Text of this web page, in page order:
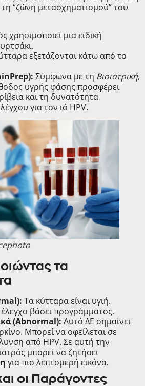
“ζώνη μετασχηματισμού” του
χρησιμοποιεί μια ειδική
εξετάζονται κάτω από το
Σύμφωνα με τη Βιοιατρική,
υγρής φάσης προσφέρει
και τη δυνατότητα
για τον ιό HPV.
τα
Τα κύτταρα είναι υγιή.
έλεγχο βάσει προγράμματος.
(Abnormal): Αυτό ΔΕ σημαίνει
Μπορεί να οφείλεται σε
από HPV. Σε αυτή την
μπορεί να ζητήσει
για πιο λεπτομερή εικόνα.
οι Παράγοντες